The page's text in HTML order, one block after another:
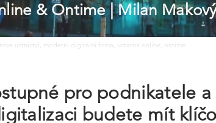
& Ontime| Milan
uctnictvi, moderni digitalni firma, uctarna online, ontime
pro podnikatele
budete mít